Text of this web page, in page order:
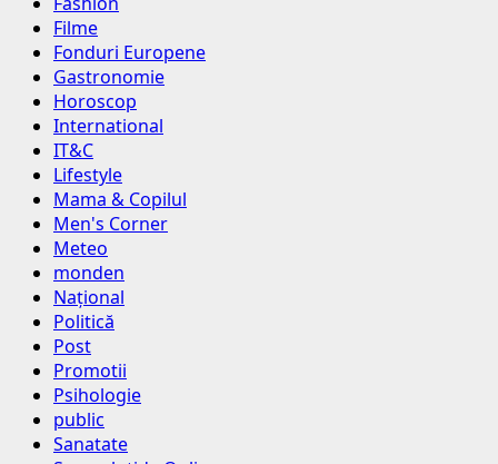
Filme
Fonduri Europene
Gastronomie
Horoscop
International
IT&C
Lifestyle
Mama & Copilul
Men's Corner
Meteo
monden
Național
Politică
Post
Promotii
Psihologie
public
Sanatate